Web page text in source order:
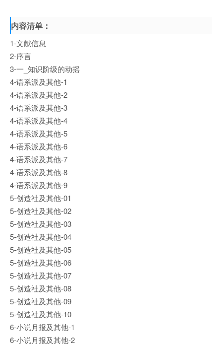
内容清单：
1-文献信息
2-序言
3-一_知识阶级的动摇
4-语系派及其他-1
4-语系派及其他-2
4-语系派及其他-3
4-语系派及其他-4
4-语系派及其他-5
4-语系派及其他-6
4-语系派及其他-7
4-语系派及其他-8
4-语系派及其他-9
5-创造社及其他-01
5-创造社及其他-02
5-创造社及其他-03
5-创造社及其他-04
5-创造社及其他-05
5-创造社及其他-06
5-创造社及其他-07
5-创造社及其他-08
5-创造社及其他-09
5-创造社及其他-10
6-小说月报及其他-1
6-小说月报及其他-2